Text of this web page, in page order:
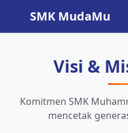
SMK MudaMu
Visi &
Komitmen SMK
mencetak